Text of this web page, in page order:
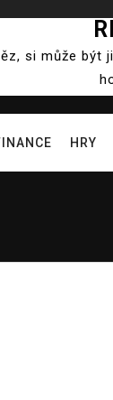
si může
HRY